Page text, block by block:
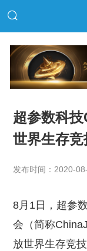
超参数科
世界生存
发布时间：2020-
8月1日，超参
会（简称
放世界生存竞